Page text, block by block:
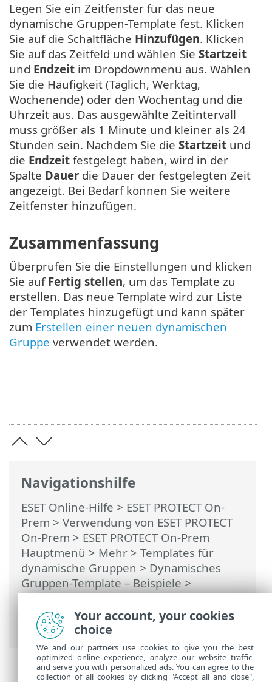
Navigationshilfe
ESET Online-Hilfe > ESET PROTECT On-
Prem > Verwendung von ESET PROTECT
On-Prem > ESET PROTECT On-Prem
Hauptmenü > Mehr > Templates für
dynamische Gruppen > Dynamisches
Gruppen-Template – Beispiele>
Dynamische Gruppe - installierte, jedoch
nicht aktivierte Versionen von
Sicherheitsprodukten für Server
Legen Sie ein Zeitfenster für das neue
dynamische Gruppen-Template fest. Klicken
Sie auf die Schaltfläche Hinzufügen. Klicken
Sie auf das Zeitfeld und wählen Sie Startzeit
und Endzeit im Dropdownmenü aus. Wählen
Sie die Häufigkeit (Täglich, Werktag,
Wochenende) oder den Wochentag und die
Uhrzeit aus. Das ausgewählte Zeitintervall
muss größer als 1 Minute und kleiner als 24
Stunden sein. Nachdem Sie die Startzeit und
die Endzeit festgelegt haben, wird in der
Spalte Dauer die Dauer der festgelegten Zeit
angezeigt. Bei Bedarf können Sie weitere
Zeitfenster hinzufügen.
Zusammenfassung
Überprüfen Sie die Einstellungen und klicken
Sie auf Fertig stellen, um das Template zu
erstellen. Das neue Template wird zur Liste
der Templates hinzugefügt und kann später
zum Erstellen einer neuen dynamischen
Gruppe verwendet werden.
Your account, your cookies
choice
We and our partners use cookies to give you the best
optimized online experience, analyze our website traffic,
and serve you with personalized ads. You can agree to the
collection of all cookies by clicking "Accept all and close",